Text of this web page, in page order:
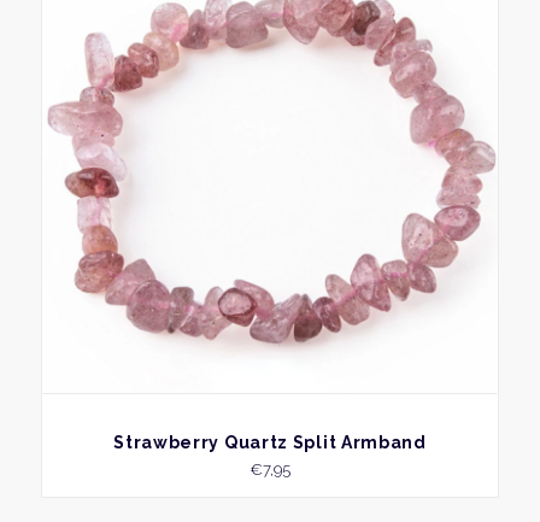
BEKIJK
Strawberry Quartz Split Armband
€7,95